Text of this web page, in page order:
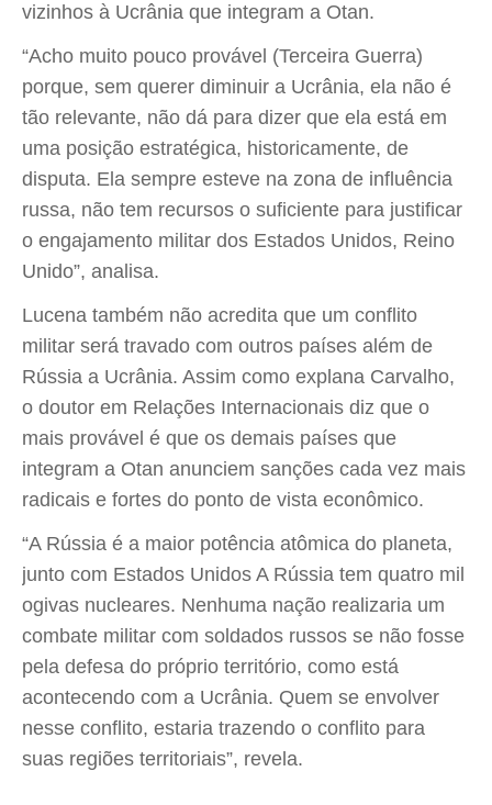
vizinhos à Ucrânia que integram a Otan.
“Acho muito pouco provável (Terceira Guerra)
porque, sem querer diminuir a Ucrânia, ela não é
tão relevante, não dá para dizer que ela está em
uma posição estratégica, historicamente, de
disputa. Ela sempre esteve na zona de influência
russa, não tem recursos o suficiente para justificar
o engajamento militar dos Estados Unidos, Reino
Unido”, analisa.
Lucena também não acredita que um conflito
militar será travado com outros países além de
Rússia a Ucrânia. Assim como explana Carvalho,
o doutor em Relações Internacionais diz que o
mais provável é que os demais países que
integram a Otan anunciem sanções cada vez mais
radicais e fortes do ponto de vista econômico.
“A Rússia é a maior potência atômica do planeta,
junto com Estados Unidos A Rússia tem quatro mil
ogivas nucleares. Nenhuma nação realizaria um
combate militar com soldados russos se não fosse
pela defesa do próprio território, como está
acontecendo com a Ucrânia. Quem se envolver
nesse conflito, estaria trazendo o conflito para
suas regiões territoriais”, revela.